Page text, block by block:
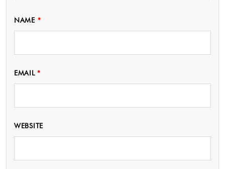
NAME *
EMAIL*
WEBSITE